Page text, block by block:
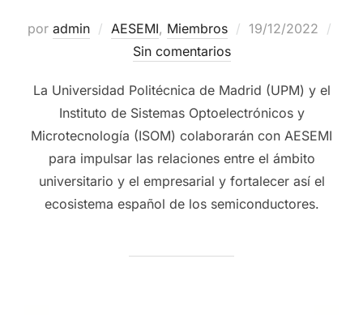
por admin AESEMI, Miembros
19/12/2022
Sin comentarios
La Universidad Politécnica de Madrid (UPM) y el
Instituto de Sistemas Optoelectrónicos y
Microtecnología (ISOM) colaborarán con AESEMI
para impulsar las relaciones entre el ámbito
universitario y el empresarial y fortalecer así el
ecosistema español de los semiconductores.